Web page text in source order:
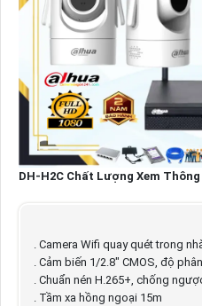
DH-H2C Chất Lượng Xem
. Camera Wifi quay quét trong
. Cảm biến 1/2.8" CMOS, độ
. Chuẩn nén H.265+, chống
. Tầm xa hồng ngoại 15m